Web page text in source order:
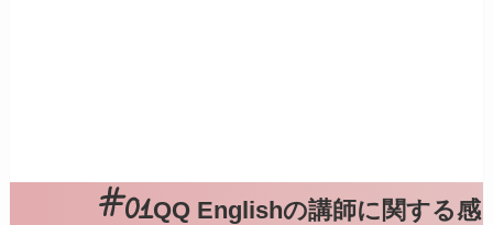
QQ Englishの講師に関する感